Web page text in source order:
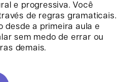
e progressiva. Você
de regras gramaticais.
desde a primeira aula e
sem medo de errar ou
demais.